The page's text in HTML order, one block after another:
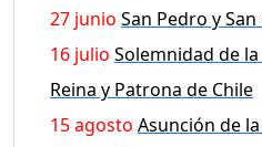
27 junio San Pedro y San
16 julio Solemnidad de
Reina y Patrona de Chile
15 agosto Asunción de